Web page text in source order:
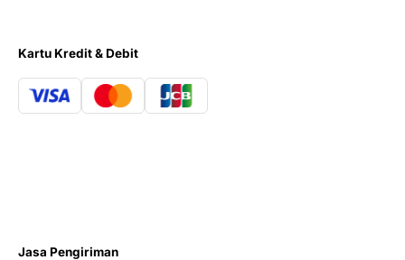
Kartu Kredit & Debit
Jasa Pengiriman